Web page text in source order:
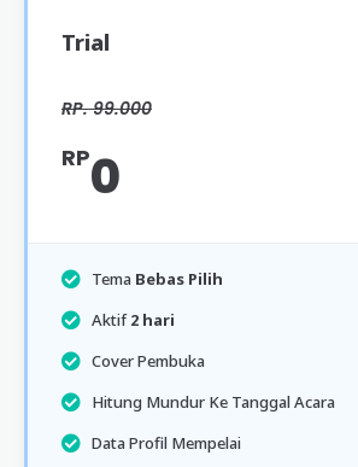
Trial
RP. 99.000
RP0
Tema Bebas Pilih
Aktif2 hari
Cover Pembuka
Hitung Mundur Ke Tanggal Acara
Data Profil Mempelai